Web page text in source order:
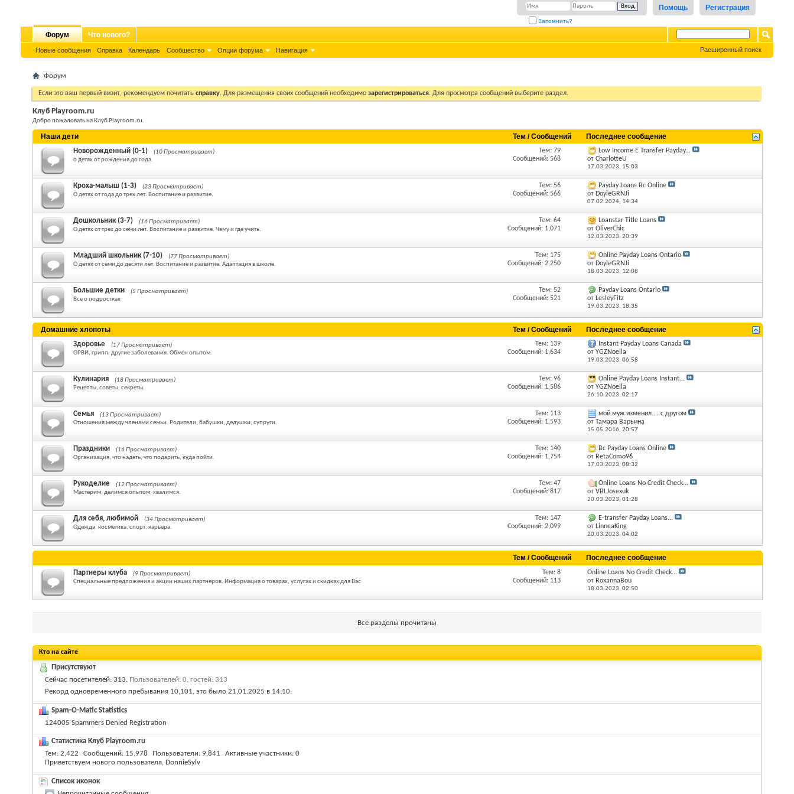
Регистрация
Помощь
Запомнить?
Форум
Новые сообщения Справка Календарь Сообщество Опции форума Навигация
Что нового?
Расширенный поиск
Форум
Если это ваш первый визит, рекомендуем почитать справку. Для размещения своих сообщений необходимо зарегистрироваться. Для просмотра сообщений выберите раздел.
Клуб Playroom.ru
Добро пожаловать на Клуб Playroom.ru.
Наши дети Тем / Сообщений Последнее сообщение
Новорожденный (0-1)
(10 Просматривает)
о детях от рождения до года.
Тем: 79
Сообщений: 568
Low Income E Transfer Payday...
от CharlotteU
17.03.2023, 15:03
Кроха-малыш (1-3)
(23 Просматривает)
О детях от года до трех лет. Воспитание и развитие.
Тем: 56
Сообщений: 566
Payday Loans Bc Online
от DoyleGRNJi
07.02.2024, 14:34
Дошкольник (3-7)
(16 Просматривает)
О детях от трех до семи лет. Воспитание и развитие. Чему и где учить.
Тем: 64
Сообщений: 1,071
Loanstar Title Loans
от OliverChic
12.03.2023, 20:39
Младший школьник (7-10)
(77 Просматривает)
О детях от семи до десяти лет. Воспитание и развитие. Адаптация в школе.
Тем: 175
Сообщений: 2,250
Online Payday Loans Ontario
от DoyleGRNJi
18.03.2023, 12:08
Большие детки
(5 Просматривает)
Все о подростках
Тем: 52
Сообщений: 521
Payday Loans Ontario
от LesleyFitz
19.03.2023, 18:35
Домашние хлопоты Тем / Сообщений Последнее сообщение
Здоровье
(17 Просматривает)
ОРВИ, грипп, другие заболевания. Обмен опытом.
Тем: 139
Сообщений: 1,634
Instant Payday Loans Canada
от YGZNoella
19.03.2023, 06:58
Кулинария
(18 Просматривает)
Рецепты, советы, секреты.
Тем: 96
Сообщений: 1,586
Online Payday Loans Instant...
от YGZNoella
26.10.2023, 02:17
Семья
(13 Просматривает)
Отношения между членами семьи. Родители, бабушки, дедушки, супруги.
Тем: 113
Сообщений: 1,593
мой муж изменил.... с другом
от Тамара Варьина
15.05.2016, 20:57
Праздники
(16 Просматривает)
Организация, что надеть, что подарить, куда пойти.
Тем: 140
Сообщений: 1,754
Bc Payday Loans Online
от RetaComo96
17.03.2023, 08:32
Рукоделие
(12 Просматривает)
Мастерим, делимся опытом, хвалимся.
Тем: 47
Сообщений: 817
Online Loans No Credit Check...
от VBLJosexuk
20.03.2023, 01:28
Для себя, любимой
(34 Просматривает)
Одежда, косметика, спорт, карьера.
Тем: 147
Сообщений: 2,099
E-transfer Payday Loans...
от LinneaKing
20.03.2023, 04:02
Тем / Сообщений Последнее сообщение
Партнеры клуба
(9 Просматривает)
Специальные предложения и акции наших партнеров. Информация о товарах, услугах и скидках для Вас
Тем: 8
Сообщений: 113
Online Loans No Credit Check...
от RoxannaBou
18.03.2023, 02:50
Все разделы прочитаны
Кто на сайте
Присутствуют
Сейчас посетителей: 313. Пользователей: 0, гостей: 313
Рекорд одновременного пребывания 10,101, это было 21.01.2025 в 14:10.
Spam-O-Matic Statistics
124005 Spammers Denied Registration
Статистика Клуб Playroom.ru
Тем 2,422 Сообщений 15,978 Пользователи 9,841 Активные участники 0
Приветствуем нового пользователя, DonnieSylv
Список иконок